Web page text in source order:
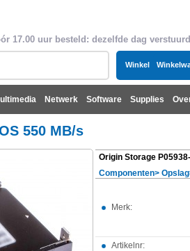
17.00 uur besteld: dezelfde dag verstuurd
Winkel
Netwerk Software Supplies
550 MB/s
Origin Storage
Componenten> Opslag
Merk:
Artikelnr: